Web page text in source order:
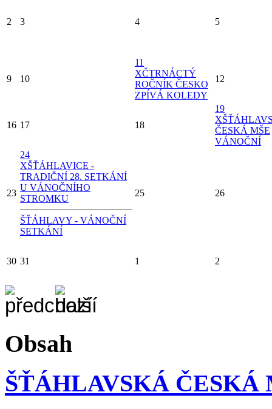
2 3 4 5
9 10
11
XČTRNÁCTÝ
ROČNÍK ČESKO
ZPÍVÁ KOLEDY
12
16 17 18
19
X
ČESKÁ MŠE
VÁNOČNÍ
23
24
XŠŤÁHLAVICE -
TRADIČNÍ 28. SETKÁNÍ
U VÁNOČNÍHO
STROMKU
ŠŤÁHLAVY - VÁNOČNÍ
SETKÁNÍ
25 26
30 31 1 2
Obsah
ŠŤÁHLAVSKÁ ČESKÁ